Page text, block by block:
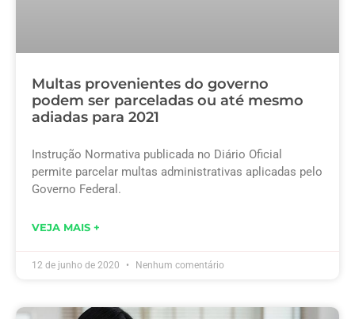
Multas provenientes do governo
podem ser parceladas ou até mesmo
adiadas para 2021
Instrução Normativa publicada no Diário Oficial
permite parcelar multas administrativas aplicadas pelo
Governo Federal.
VEJA MAIS +
12 de junho de 2020 Nenhum comentário